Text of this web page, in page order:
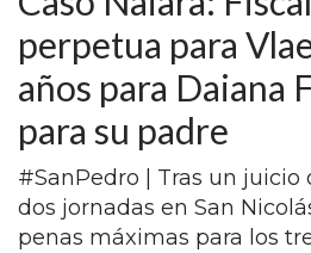
Noticias
INICIO
NOTICIAS RECIENTES
SAN NICOLAS
RAMALLO
perpetua para
años para Daiana
para su padre
#SanPedro | Tras un juicio
dos jornadas en San
penas máximas para los